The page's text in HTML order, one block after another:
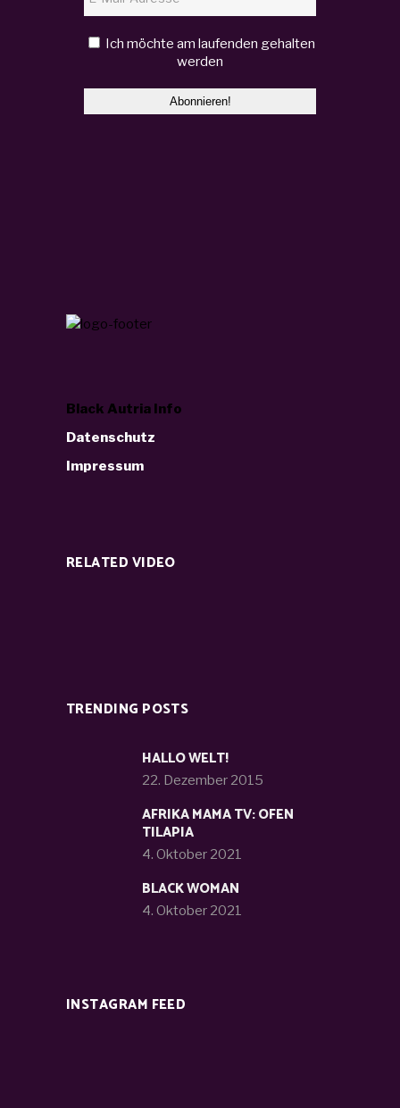
Ich möchte am laufenden gehalten
werden
Black Autria Info
Datenschutz
Impressum
RELATED VIDEO
TRENDING POSTS
HALLO WELT!
22. Dezember 2015
AFRIKA MAMA TV: OFEN
TILAPIA
4. Oktober 2021
BLACK WOMAN
4. Oktober 2021
INSTAGRAM FEED